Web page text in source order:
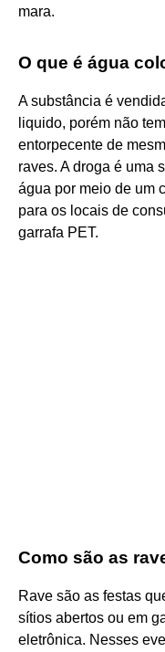
mara.
O que é água
A substância é
liquido, porém não
entorpecente de
raves. A droga é uma
água por meio de um
para os locais de
garrafa PET.
Como são as
Rave são as festas
sítios abertos ou em
eletrônica. Nesses